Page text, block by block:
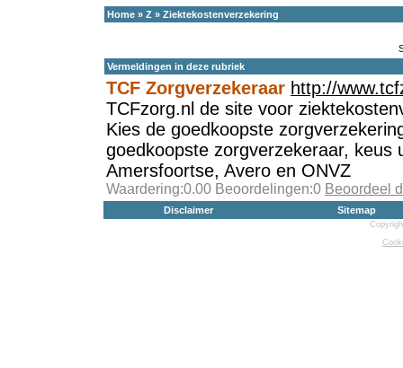
Home » Z » Ziektekostenverzekering
Vermeldingen in deze rubriek
TCF Zorgverzekeraar http://
TCFzorg.nl de site voor
Kies de goedkoopste
goedkoopste zorgverzekeraar, keus
Amersfoortse, Avero en ONVZ
Waardering:0.00 Beoordelingen:0 Beoordeel
Disclaimer Sitemap